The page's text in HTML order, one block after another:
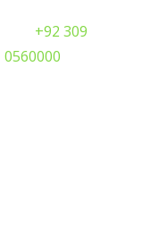
+92 309
0560000